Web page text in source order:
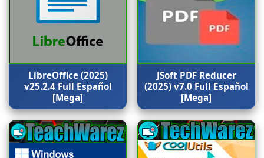
LibreOffice (2025)
v25.2.4 Full Español
[Mega]
JSoft PDF Reducer
(2025) v7.0 Full Español
[Mega]